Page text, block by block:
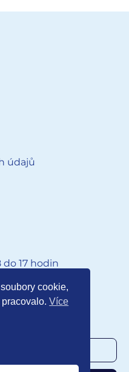
údajů
17 hodin
cookie,
pracovalo.Více